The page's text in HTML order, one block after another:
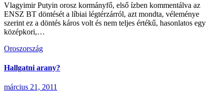
Vlagyimir Putyin orosz kormányfő, első ízben kommentálva az
ENSZ BT döntését a líbiai légtérzárról, azt mondta, véleménye
szerint ez a döntés káros volt és nem teljes értékű, hasonlatos egy
középkori,…
Oroszország
Hallgatni arany?
március 21, 2011